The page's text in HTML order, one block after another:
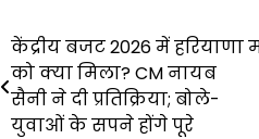
Post
navigation
केंद्रीय बजट 2026 में हरियाणा
को क्या मिला? CM नायब
सैनी ने दी प्रतिक्रिया; बोले-
युवाओं के सपने होंगे पूरे